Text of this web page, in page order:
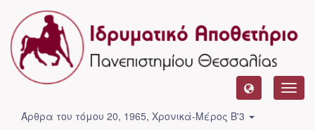
Άρθρα του τόμου 20, 1965, Χρονικά-Μέρος Β'3